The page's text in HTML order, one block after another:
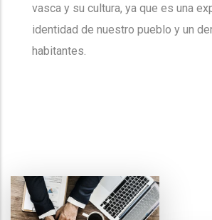
vasca y su cultura, ya que es una
identidad de nuestro pueblo y un
habitantes.